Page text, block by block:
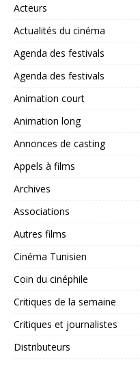
Acteurs
Actualités du cinéma
Agenda des festivals
Agenda des festivals
Animation court
Animation long
Annonces de casting
Appels à films
Archives
Associations
Autres films
Cinéma Tunisien
Coin du cinéphile
Critiques de la semaine
Critiques et journalistes
Distributeurs